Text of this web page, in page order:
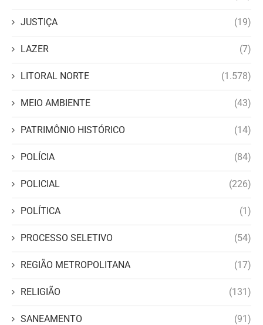
JUSTIÇA (19)
LAZER (7)
LITORAL NORTE (1.578)
MEIO AMBIENTE (43)
PATRIMÔNIO HISTÓRICO (14)
POLÍCIA (84)
POLICIAL (226)
POLÍTICA (1)
PROCESSO SELETIVO (54)
REGIÃO METROPOLITANA (17)
RELIGIÃO (131)
SANEAMENTO (91)